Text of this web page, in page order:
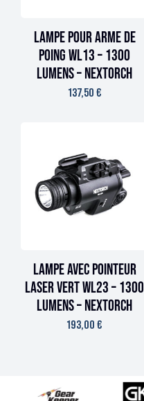
Lampe pour arme de
poing WL13 – 1300
lumens – Nextorch
137,50 €
Lampe avec pointeur
laser VERT WL23 – 1300
lumens – Nextorch
193,00 €